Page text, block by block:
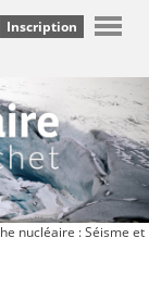
Inscription
nucléaire : Séisme et